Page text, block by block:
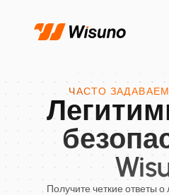
ЧАСТО
Получите четкие ответы